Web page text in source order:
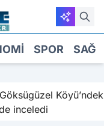
SPOR
Köyü’ndeki
inceledi